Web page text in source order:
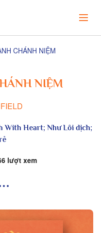
CHÁNH NIỆM
NIỆM
With Heart; Như Lôi dịch;
lượt xem